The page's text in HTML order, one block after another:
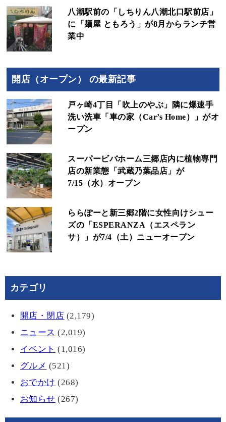
八潮駅前の「しちりん八潮北口駅前店」
に「麺屋 ともろう」が8月からランチ営
業中
開店（オープン） の最新記事
戸ヶ崎4丁目「吹上のやぶ」隣に爆速手
洗い洗車「車の家（Car’s Home）」がオ
ープン
スーパービバホーム三郷店内に植物専門
店の新業態「武蔵乃葉品店」が
7/15（水）オープン
ららぽーと新三郷2階に女性向けシュー
ズの「ESPERANZA（エスペラン
サ）」が7/4（土）ニューオープン
カテゴリ
開店・閉店 (2,179)
ニュース (2,019)
イベント (1,016)
グルメ (521)
おでかけ (268)
お知らせ (267)